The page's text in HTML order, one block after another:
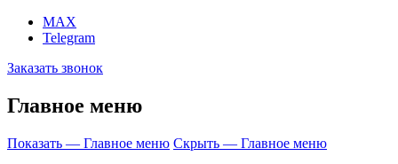
MAX
Telegram
Заказать звонок
Главное меню
Показать — Главное меню Скрыть — Главное меню